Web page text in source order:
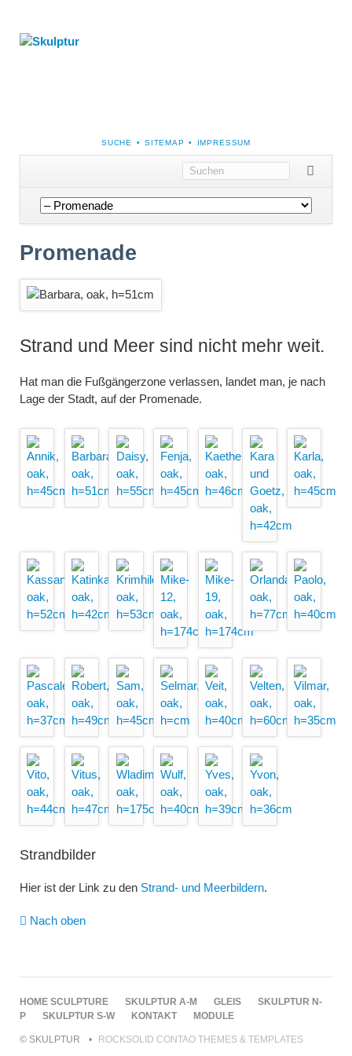
NAVIGATION
ÜBERSPRINGEN
SUCHE SITEMAP IMPRESSUM
Navigation
überspringen
Promenade
Strand und Meer sind nicht mehr weit.
Hat man die Fußgängerzone verlassen, landet man, je nach
Lage der Stadt, auf der Promenade.
Strandbilder
Hier ist der Link zu den Strand- und Meerbildern.
Nach oben
NAVIGATION
ÜBERSPRINGEN
HOME SCULPTURE SKULPTUR A-M GLEIS
SKULPTUR N-
P
SKULPTUR S-W KONTAKT MODULE
© SKULPTUR ROCKSOLID CONTAO THEMES & TEMPLATES